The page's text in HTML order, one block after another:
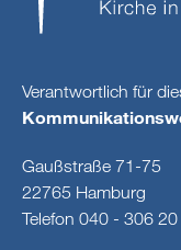
Verantwortlich für
Gaußstraße 71-75
22765 Hamburg
Telefon 040 - 306